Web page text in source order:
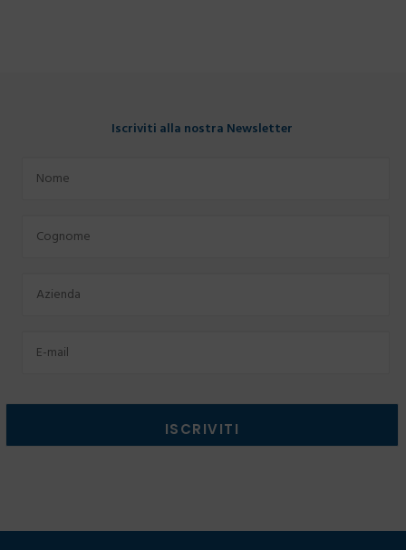
Iscriviti alla nostra Newsletter
Nome
Cognome
Azienda
Email